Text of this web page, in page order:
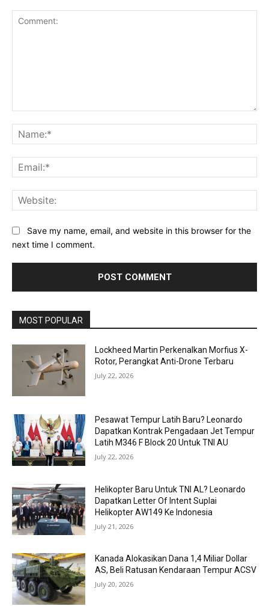
Save my name, email, and website in this browser for the
next time I comment.
MOST POPULAR
Lockheed Martin Perkenalkan Morfius X-
Rotor, Perangkat Anti-Drone Terbaru
July 22, 2026
Pesawat Tempur Latih Baru? Leonardo
Dapatkan Kontrak Pengadaan Jet Tempur
Latih M346 F Block 20 Untuk TNI AU
July 22, 2026
Helikopter Baru Untuk TNI AL? Leonardo
Dapatkan Letter Of Intent Suplai
Helikopter AW149 Ke Indonesia
July 21, 2026
Kanada Alokasikan Dana 1,4 Miliar Dollar
AS, Beli Ratusan Kendaraan Tempur ACSV
July 20, 2026